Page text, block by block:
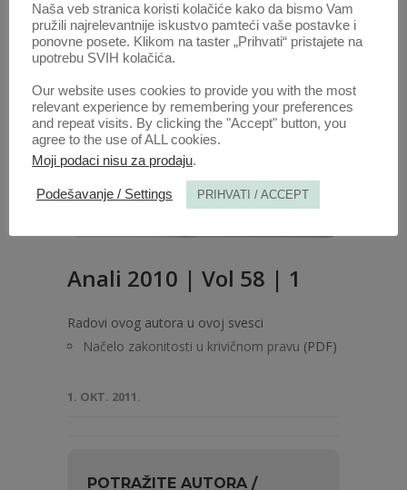
Anali 2010 | Vol 58 | 1
Radovi ovog autora u ovoj svesci
Načelo zakonitosti u krivičnom pravu (PDF)
1. OKT. 2011.
POTRAŽITE AUTORA /
Naša veb stranica koristi kolačiće kako da bismo Vam
pružili najrelevantnije iskustvo pamteći vaše postavke i
ponovne posete. Klikom na taster „Prihvati“ pristajete na
upotrebu SVIH kolačića.
Our website uses cookies to provide you with the most
relevant experience by remembering your preferences
and repeat visits. By clicking the "Accept" button, you
agree to the use of ALL cookies.
Moji podaci nisu za prodaju.
Podešavanje / Settings PRIHVATI / ACCEPT